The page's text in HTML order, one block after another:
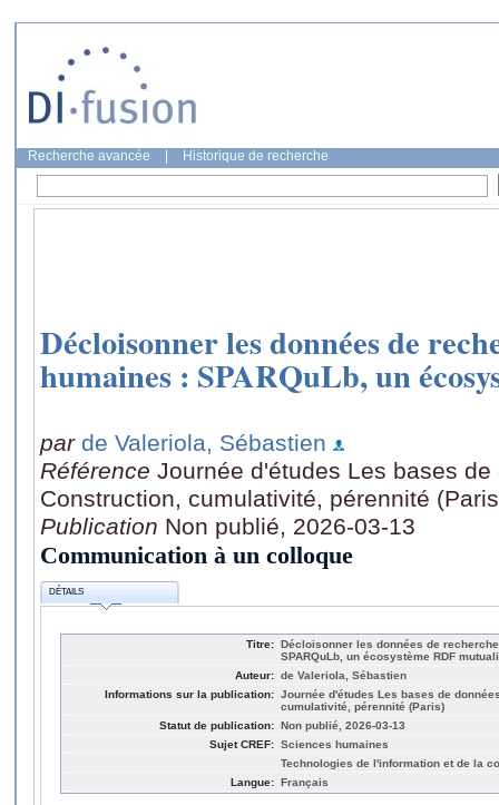
Recherche avancée Historique de recherche
Décloisonner les données de
humaines : SPARQuLb, un
par de Valeriola, Sébastien
Référence Journée d'études Les bases
Construction, cumulativité, pérennité
Publication Non publié, 2026-03-13
Communication à un colloque
DÉTAILS
Titre: Décloisonner les données de
SPARQuLb, un écosystème RDF
Auteur: de Valeriola, Sébastien
Informations sur la publication: Journée d'études Les bases de
cumulativité, pérennité (Paris)
Statut de publication: Non publié, 2026-03-13
Sujet CREF: Sciences humaines
Technologies de l'information et de la
Langue: Français